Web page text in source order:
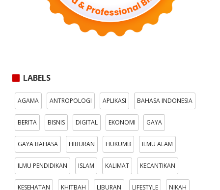
LABELS
AGAMA ANTROPOLOGI APLIKASI BAHASA INDONESIA
BERITA BISNIS DIGITAL EKONOMI GAYA
GAYA BAHASA HIBURAN HUKUMB ILMU ALAM
ILMU PENDIDIKAN ISLAM KALIMAT KECANTIKAN
KESEHATAN KHITBAH LIBURAN LIFESTYLE NIKAH